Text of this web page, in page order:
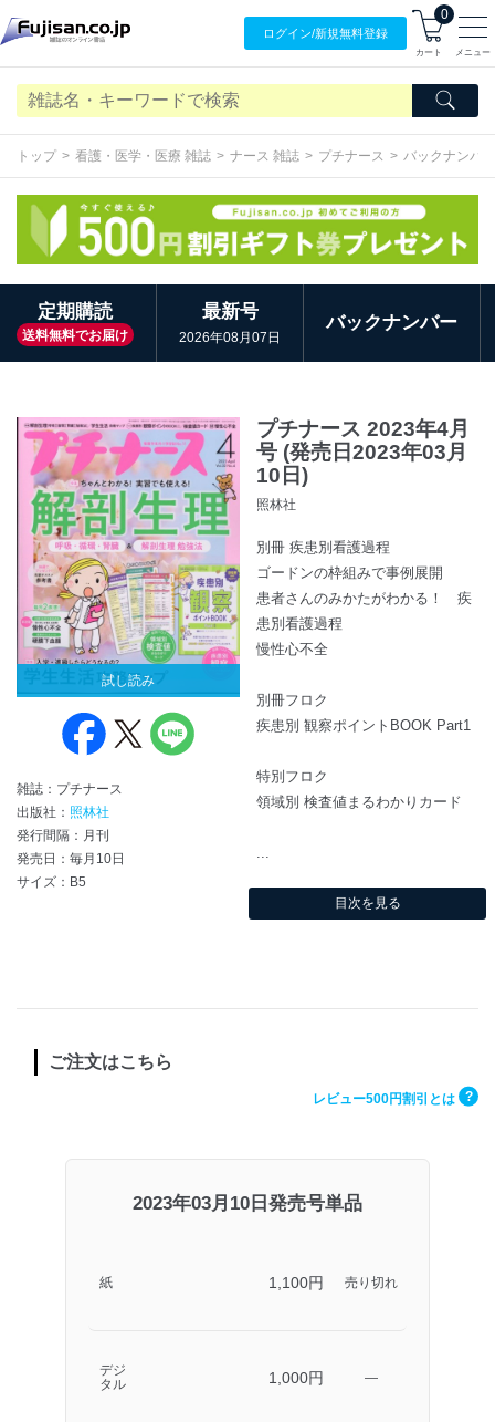
ログイン/新規無料登録
0
カート メニュー
トップ 看護・医学・医療 雑誌 ナース 雑誌 プチナース バックナンバー
定期購読
送料無料でお届け
最新号
2026年08月07日
バックナンバー
試し読み
雑誌：プチナース
出版社： 照林社
発行間隔：月刊
発売日：毎月10日
サイズ：B5
プチナース 2023年4月
号 (発売日2023年03月
10日)
照林社
別冊 疾患別看護過程
ゴードンの枠組みで事例展開
患者さんのみかたがわかる！ 疾
患別看護過程
慢性心不全
別冊フロク
疾患別 観察ポイントBOOK Part1
特別フロク
領域別 検査値まるわかりカード
目次を見る
ご注文はこちら
レビュー500円割引とは ?
2023年03月10日発売号単品
紙 1,100円 売り切れ
デジ
タル
1,000円 ―